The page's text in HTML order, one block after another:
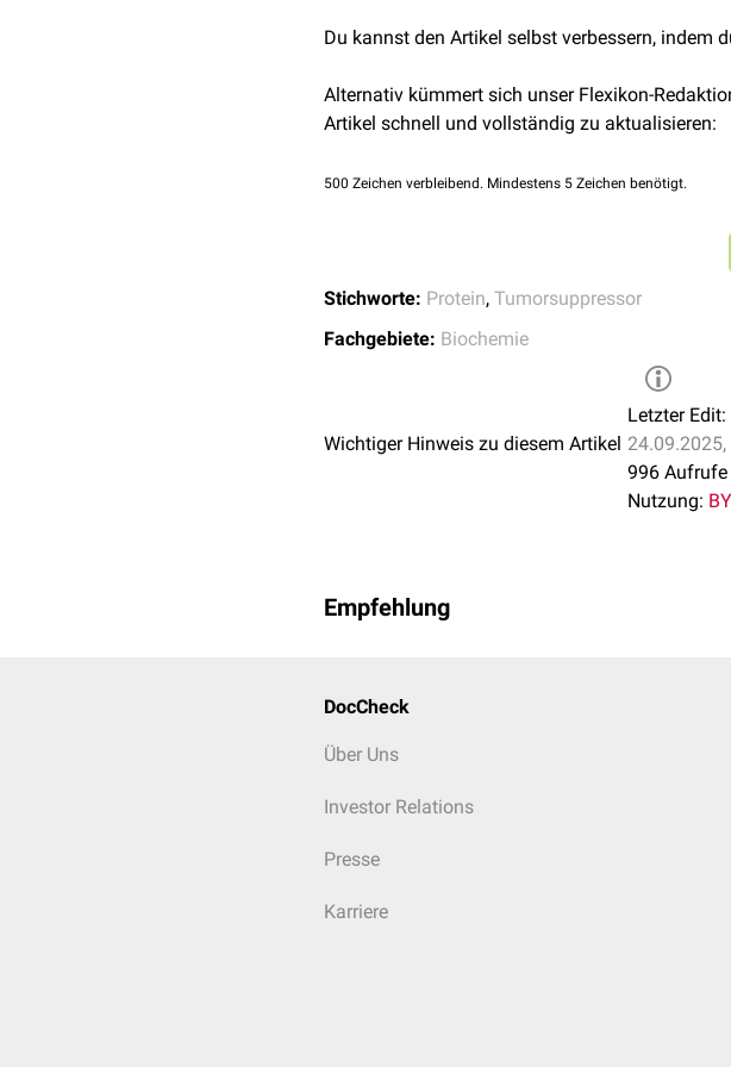
Familiär isolierter Hyperparathyreoidismus
Herunterreguliertes Parafibromin steht
Tumorprogression und der schlechten Prognose
Du kannst den Artikel selbst verbessern, indem
Alternativ kümmert sich unser Flexikon-
Artikel schnell und vollständig zu aktualisieren:
500 Zeichen verbleibend. Mindestens 5 Zeichen benötigt.
Stichworte: Protein, Tumorsuppressor
Fachgebiete: Biochemie
Wichtiger Hinweis zu diesem Artikel
Letzter Edit:
996 Aufrufe
Nutzung:
Empfehlung
DocCheck
Über Uns
Investor Relations
Presse
Karriere